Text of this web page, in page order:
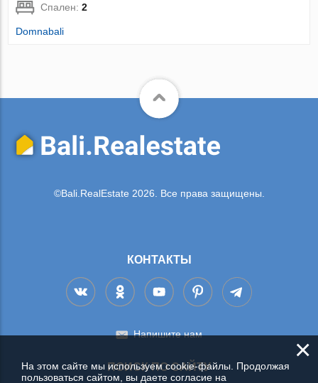
Спален:2
Domnabali
©Bali.RealEstate 2026. Все права защищены.
КОНТАКТЫ
Напишите нам
ПОИСК ПО САЙТУ
×
На этом сайте мы используем cookie-файлы. Продолжая
пользоваться сайтом, вы даете согласие на